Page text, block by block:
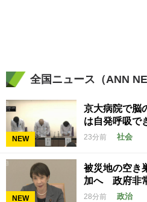
全国ニュース（ANN
NEW
京大病院で脳
は自発呼吸で
23分前 社会
NEW
被災地の空き
加へ 政府非
28分前 政治